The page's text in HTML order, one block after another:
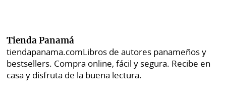
Tienda Panamá
tiendapanama.comLibros de autores panameños y
bestsellers. Compra online, fácil y segura. Recibe en
casa y disfruta de la buena lectura.